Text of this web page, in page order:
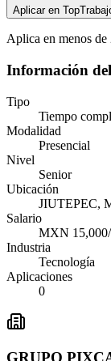
Aplicar en
Aplica en menos de
Información
Tipo
Tiempo
Modalidad
Presencial
Nivel
Senior
Ubicación
JIUTEPEC,
Salario
MXN 15,000/
Industria
Tecnología
Aplicaciones
0
GRUPO